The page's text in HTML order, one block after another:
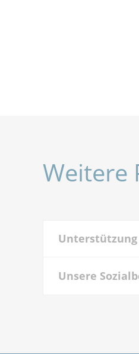
Weitere
Unterstützung
Unsere